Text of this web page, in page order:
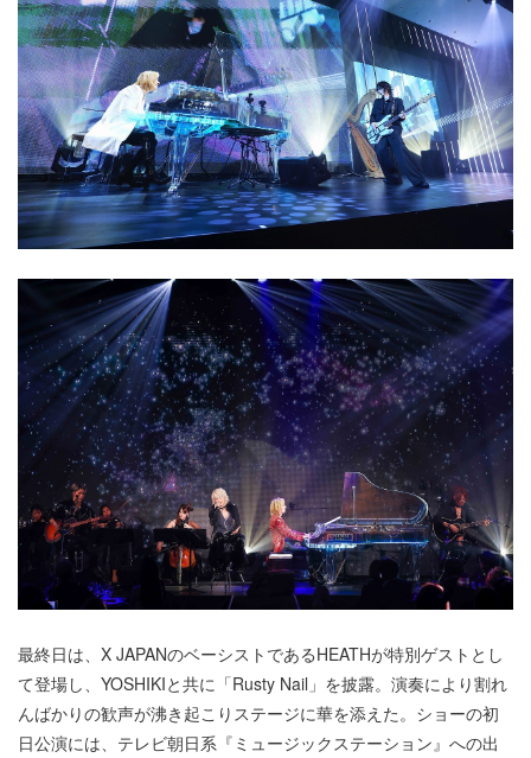
最終日は、X JAPANのベーシストであるHEATHが特別ゲストとし
て登場し、YOSHIKIと共に「Rusty Nail」を披露。演奏により割れ
んばかりの歓声が沸き起こりステージに華を添えた。ショーの初
日公演には、テレビ朝日系『ミュージックステーション』への出